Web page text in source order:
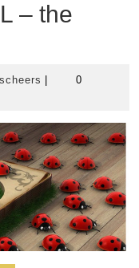
– the
marieke
0